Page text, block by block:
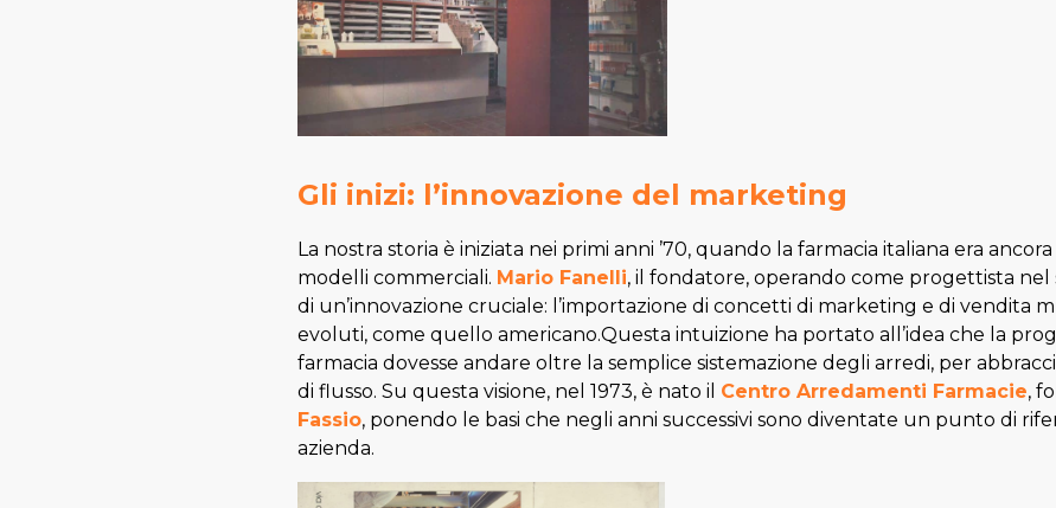
Gli inizi: l’innovazione del marketing
La nostra storia è iniziata nei primi anni ’70, quando la farmacia italiana era
modelli commerciali. Mario Fanelli, il fondatore, operando come progettista nel
di un’innovazione cruciale: l’importazione di concetti di marketing e di vendita
evoluti, come quello americano.Questa intuizione ha portato all’idea che la
farmacia dovesse andare oltre la semplice sistemazione degli arredi, per
di flusso. Su questa visione, nel 1973, è nato il Centro Arredamenti Farmacie,
Fassio, ponendo le basi che negli anni successivi sono diventate un punto di
azienda.